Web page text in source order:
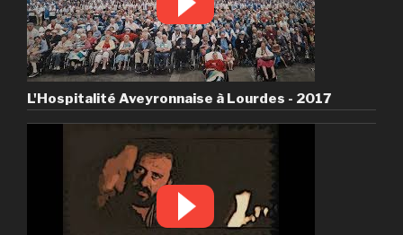
L'Hospitalité Aveyronnaise à Lourdes - 2017